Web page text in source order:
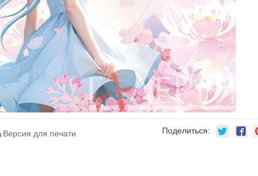
Версия для печати Поделиться: